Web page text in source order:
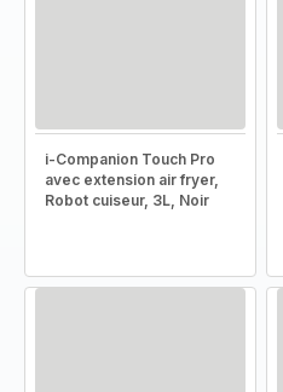
i-Companion Touch Pro
avec extension air fryer,
Robot cuiseur, 3L, Noir